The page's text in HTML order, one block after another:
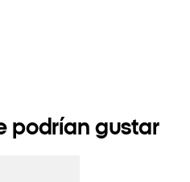
podrían gustar